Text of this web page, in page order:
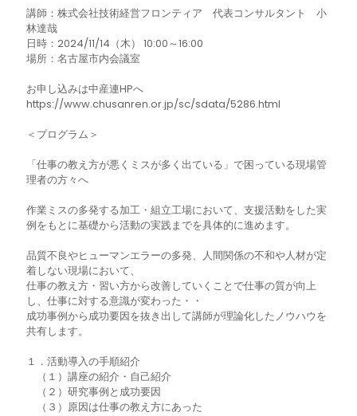
講師：株式会社技術経営フロンティア 代表コンサルタント 小
林達哉
日時：2024/11/14（木） 10:00～16:00
場所：名古屋市内会議室
お申し込みは中産連HPへ
https://www.chusanren.or.jp/sc/sdata/5286.html
＜プログラム＞
「仕事の教え方が悪くミスが多く出ている」で困っている現場管
理者の方々へ
作業ミスの多発する加工・組立工場において、支援活動をした実
例をもとに基礎から活動の実践までを具体的に進めます。
品質不良やヒューマンエラーの多発、人間関係の不和や人材が定
着しない現場において、
仕事の教え方・習い方から改善していくことで仕事の質が向上
し、仕事に対する意識が変わった・・
成功事例から成功要因を抜き出して講師が理論化したノウハウを
共有します。
１．活動導入の手順紹介
（１）講座の紹介・自己紹介
（２）研究事例と成功要因
（３）原因は仕事の教え方にあった